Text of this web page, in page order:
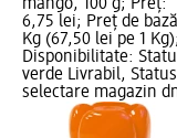
mango, 100 g; Preț:
6,75 lei; Preț de
Kg (67,50 lei pe 1 Kg);
Disponibilitate:
verde Livrabil,
selectare magazin